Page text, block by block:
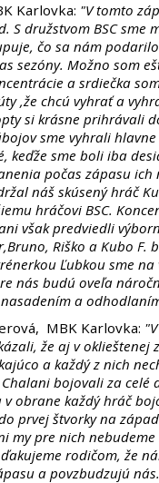
Karlovka: "V tomto
S družstvom BSC sme
čo sa nám
sezóny. Možno som
a srdiečka
,že chcú vyhrať a
si krásne prihrávali
sme vyhrali
keďže sme boli iba
počas zápasu
náš skúsený hráč
hráčovi BSC.
však predviedli
Riško a Kubo F.
Ľubkou sme na
nás budú oveľa
a
MBK Karlovka:
že aj v oklieštenej
a každý z nich
bojovali za celé
obrane každý hráč
prvej štvorky na
pre nich nebudeme
rodičom, že
a povzbudzujú